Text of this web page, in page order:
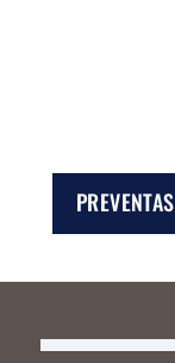
PREVENTAS